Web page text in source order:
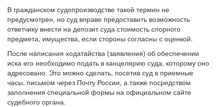
В гражданском судопроизводстве такой термин не
предусмотрен, но суд вправе предоставить возможность
ответчику внести на депозит суда стоимость спорного
предмета, имущества, если стороны согласны с оценкой.
После написания ходатайства (заявления) об обеспечении
иска его необходимо подать в канцелярию суда, которому оно
адресовано. Это можно сделать, посетив суд в приемные
часы, письмом через Почту России, а также посредством
заполнения специальной формы на официальном сайте
судебного органа.